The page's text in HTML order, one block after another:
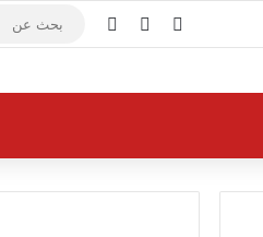
فيسبوك يوتيوب